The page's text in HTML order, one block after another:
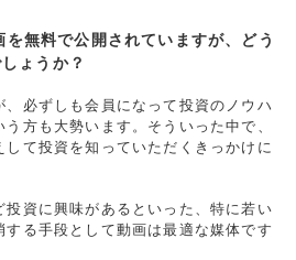
無料で公開されていますが、どう
ょうか？
必ずしも会員になって投資のノウハ
方も大勢います。そういった中で、
て投資を知っていただくきっかけに
投資に興味があるといった、特に若い
る手段として動画は最適な媒体です